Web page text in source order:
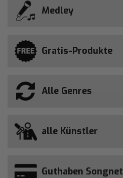
Medley
Gratis-Produkte
Alle Genres
alle Künstler
Guthaben Songnet